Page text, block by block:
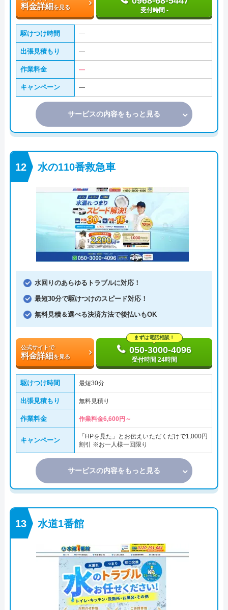
料金詳細を見る 受付時間 -
駆けつけ時間 ―
出張見積もり ―
作業料金 ―
キャンペーン ―
サービスの内容をもっと見る
水の110番救急車
水回りのあらゆるトラブルに対応！
最短30分で駆けつけのスピード対応！
無料見積＆選べる決済方法で後払いもOK
公式サイトで
料金詳細を見る
まずは電話相談！
050-3000-4096
受付時間 24時間
駆けつけ時間 最短30分
出張見積もり 無料見積り
作業料金 作業料金6,600円～
キャンペーン
「HPを見た」とお伝えいただくだけで1,000円
割引 ※お一人様一回限り
サービスの内容をもっと見る
水道1番館